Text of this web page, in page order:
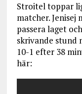
Stroitel toppar
matcher. Jenisej
passera laget
skrivande stund
10-1 efter 38
här: